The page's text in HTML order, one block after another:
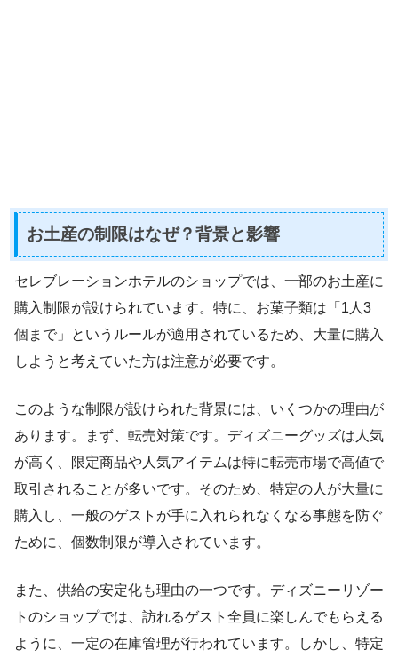
お土産の制限はなぜ？背景と影響
セレブレーションホテルのショップでは、一部のお土産に
購入制限が設けられています。特に、お菓子類は「1人3
個まで」というルールが適用されているため、大量に購入
しようと考えていた方は注意が必要です。
このような制限が設けられた背景には、いくつかの理由が
あります。まず、転売対策です。ディズニーグッズは人気
が高く、限定商品や人気アイテムは特に転売市場で高値で
取引されることが多いです。そのため、特定の人が大量に
購入し、一般のゲストが手に入れられなくなる事態を防ぐ
ために、個数制限が導入されています。
また、供給の安定化も理由の一つです。ディズニーリゾー
トのショップでは、訪れるゲスト全員に楽しんでもらえる
ように、一定の在庫管理が行われています。しかし、特定